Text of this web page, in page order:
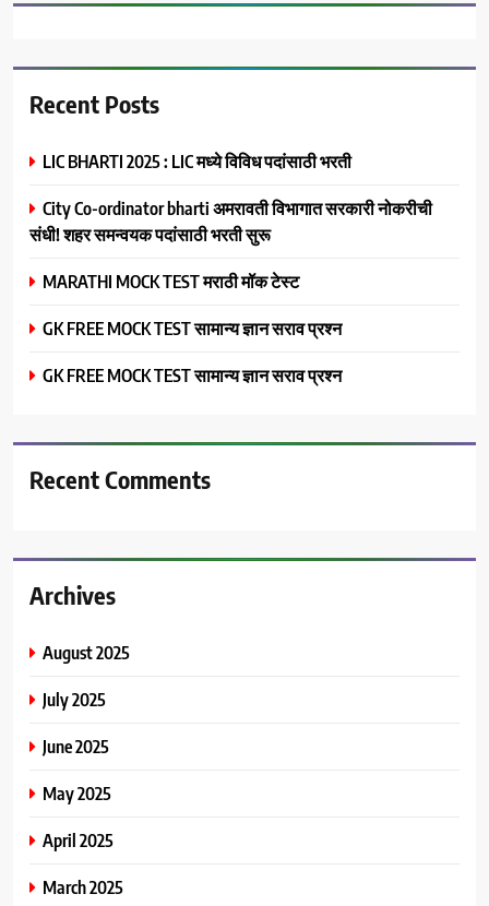
Recent Posts
LIC BHARTI 2025 : LIC मध्ये विविध पदांसाठी भरती
City Co-ordinator bharti अमरावती विभागात सरकारी नोकरीची
संधी! शहर समन्वयक पदांसाठी भरती सुरू
MARATHI MOCK TEST मराठी मॉक टेस्ट
GK FREE MOCK TEST सामान्य ज्ञान सराव प्रश्न
GK FREE MOCK TEST सामान्य ज्ञान सराव प्रश्न
Recent Comments
Archives
August 2025
July 2025
June 2025
May 2025
April 2025
March 2025